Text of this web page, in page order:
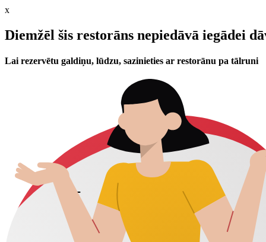
x
Diemžēl šis restorāns nepiedāvā iegādei
Lai rezervētu galdiņu, lūdzu, sazinieties ar restorānu pa tālruni